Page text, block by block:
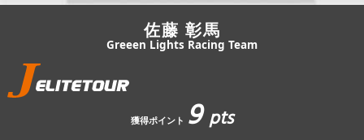
佐藤 彰馬
Greeen Lights Racing Team
獲得ポイント 9pts